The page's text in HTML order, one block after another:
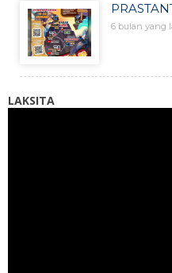
6 bulan yang
LAKSITA